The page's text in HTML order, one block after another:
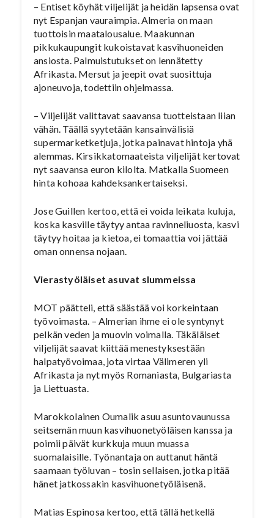
– Entiset köyhät viljelijät ja heidän lapsensa ovat
nyt Espanjan vauraimpia. Almeria on maan
tuottoisin maatalousalue. Maakunnan
pikkukaupungit kukoistavat kasvihuoneiden
ansiosta. Palmuistutukset on lennätetty
Afrikasta. Mersut ja jeepit ovat suosittuja
ajoneuvoja, todettiin ohjelmassa.
– Viljelijät valittavat saavansa tuotteistaan liian
vähän. Täällä syytetään kansainvälisiä
supermarketketjuja, jotka painavat hintoja yhä
alemmas. Kirsikkatomaateista viljelijät kertovat
nyt saavansa euron kilolta. Matkalla Suomeen
hinta kohoaa kahdeksankertaiseksi.
Jose Guillen kertoo, että ei voida leikata kuluja,
koska kasville täytyy antaa ravinneliuosta, kasvi
täytyy hoitaa ja kietoa, ei tomaattia voi jättää
oman onnensa nojaan.
Vierastyöläiset asuvat slummeissa
MOT päätteli, että säästää voi korkeintaan
työvoimasta. – Almerian ihme ei ole syntynyt
pelkän veden ja muovin voimalla. Täkäläiset
viljelijät saavat kiittää menestyksestään
halpatyövoimaa, jota virtaa Välimeren yli
Afrikasta ja nyt myös Romaniasta, Bulgariasta
ja Liettuasta.
Marokkolainen Oumalik asuu asuntovaunussa
seitsemän muun kasvihuonetyöläisen kanssa ja
poimii päivät kurkkuja muun muassa
suomalaisille. Työnantaja on auttanut häntä
saamaan työluvan – tosin sellaisen, jotka pitää
hänet jatkossakin kasvihuonetyöläisenä.
Matias Espinosa kertoo, että tällä hetkellä